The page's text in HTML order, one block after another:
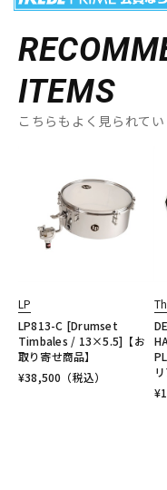
ITEMS
こちらもよく見られて
LP
LP813-C [Drumset
Timbales / 13×5.5]【お
取り寄せ商品】
¥38,500 （税込）
¥